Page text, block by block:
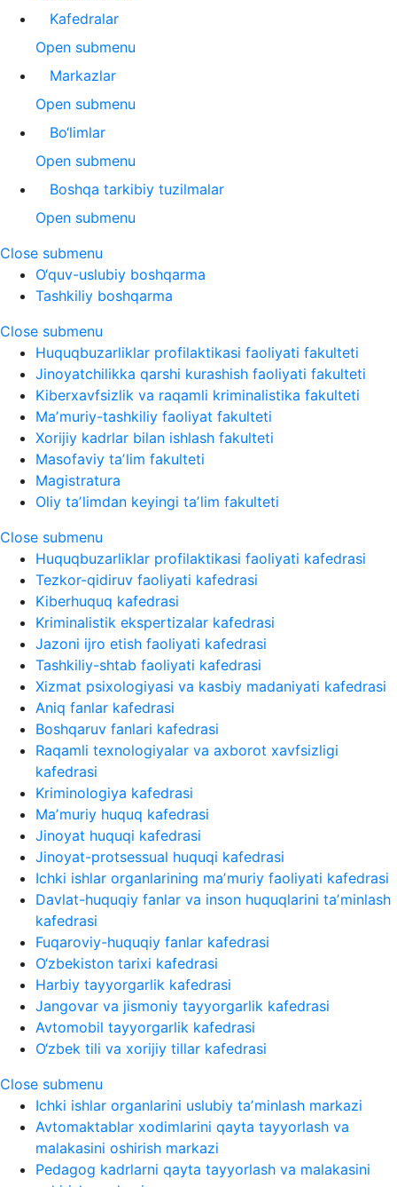
Kafedralar
Open submenu
Markazlar
Open submenu
Bo‘limlar
Open submenu
Boshqa tarkibiy tuzilmalar
Open submenu
Close submenu
O‘quv-uslubiy boshqarma
Tashkiliy boshqarma
Close submenu
Huquqbuzarliklar profilaktikasi faoliyati fakulteti
Jinoyatchilikka qarshi kurashish faoliyati fakulteti
Kiberxavfsizlik va raqamli kriminalistika fakulteti
Maʼmuriy-tashkiliy faoliyat fakulteti
Xorijiy kadrlar bilan ishlash fakulteti
Masofaviy taʼlim fakulteti
Magistratura
Oliy taʼlimdan keyingi taʼlim fakulteti
Close submenu
Huquqbuzarliklar profilaktikasi faoliyati kafedrasi
Tezkor-qidiruv faoliyati kafedrasi
Kiberhuquq kafedrasi
Kriminalistik ekspertizalar kafedrasi
Jazoni ijro etish faoliyati kafedrasi
Tashkiliy-shtab faoliyati kafedrasi
Xizmat psixologiyasi va kasbiy madaniyati kafedrasi
Aniq fanlar kafedrasi
Boshqaruv fanlari kafedrasi
Raqamli texnologiyalar va axborot xavfsizligi
kafedrasi
Kriminologiya kafedrasi
Maʼmuriy huquq kafedrasi
Jinoyat huquqi kafedrasi
Jinoyat-protsessual huquqi kafedrasi
Ichki ishlar organlarining maʼmuriy faoliyati kafedrasi
Davlat-huquqiy fanlar va inson huquqlarini taʼminlash
kafedrasi
Fuqaroviy-huquqiy fanlar kafedrasi
O‘zbekiston tarixi kafedrasi
Harbiy tayyorgarlik kafedrasi
Jangovar va jismoniy tayyorgarlik kafedrasi
Avtomobil tayyorgarlik kafedrasi
O‘zbek tili va xorijiy tillar kafedrasi
Close submenu
Ichki ishlar organlarini uslubiy taʼminlash markazi
Avtomaktablar xodimlarini qayta tayyorlash va
malakasini oshirish markazi
Pedagog kadrlarni qayta tayyorlash va malakasini